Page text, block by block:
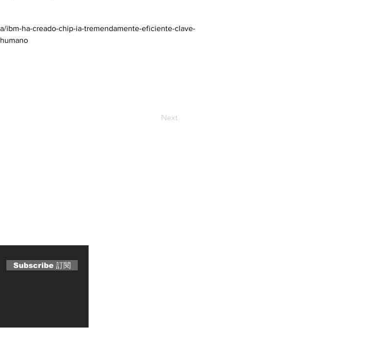
ibm-ha-creado-chip-ia-tremendamente-eficiente-clave-
Next
Subscribe 訂閱